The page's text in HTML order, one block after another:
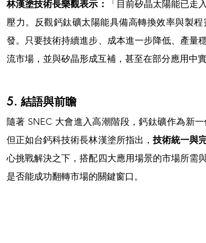
林漢塗技術長樂觀表示：
「目前矽晶太陽能已走
壓力。反觀鈣鈦礦太陽能具備高轉換效率與製
發。只要技術持續進步、成本進一步降低、產量
流市場，並與矽晶形成互補，甚至在部分應用中實
5. 結語與前瞻
隨著 SNEC 大會進入高潮階段，鈣鈦礦作為新
但正如台鈣科技術長林漢塗所指出，技術統一與
心挑戰解決之下，搭配四大應用場景的市場所需
是否能成功翻轉市場的關鍵窗口。